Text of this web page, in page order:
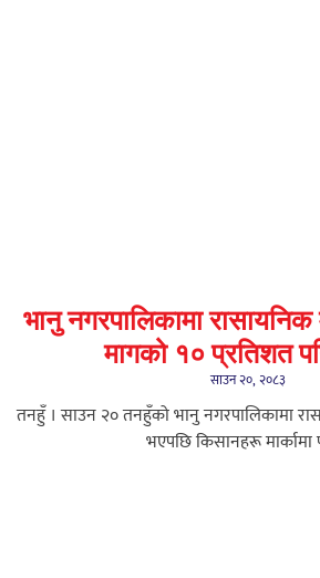
भानु नगरपालिकामा
मागको १० प्रतिशत
साउन २०, २०८३
तनहुँ । साउन २० तनहुँको भानु नगरपालिकामा
भएपछि किसानहरू मार्कामा